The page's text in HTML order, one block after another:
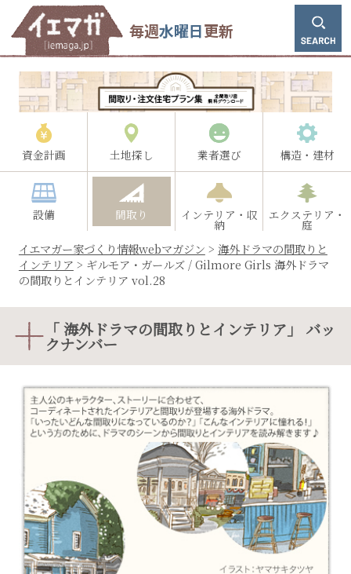
毎週水曜日更新
資金計画 土地探し 業者選び 構造・建材
設備 間取り インテリア・収
納
エクステリア・
庭
イエマガー家づくり情報webマガジン > 海外ドラマの間取りと
インテリア > ギルモア・ガールズ / Gilmore Girls 海外ドラマ
の間取りとインテリア vol.28
「 海外ドラマの間取りとインテリア」 バッ
クナンバー